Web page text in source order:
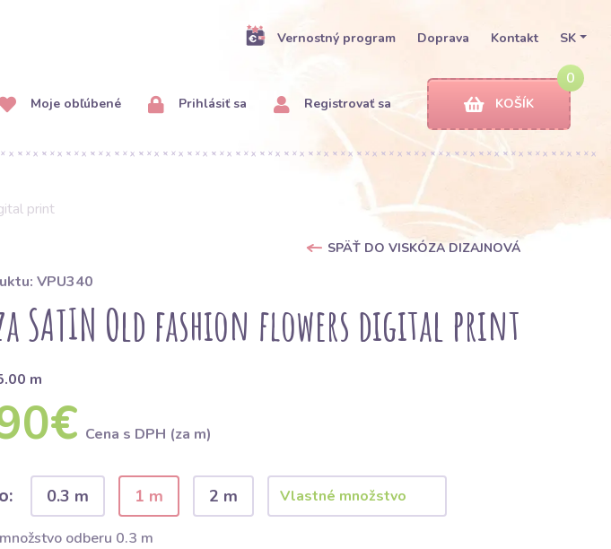
Vernostný program Doprava Kontakt SK
Moje obľúbené Prihlásiť sa Registrovať sa
0
KOŠÍK
print
SPÄŤ DO VISKÓZA DIZAJNOVÁ
VPU340
SATIN Old fashion flowers digital print
m
Cena s DPH (za m)
0.3 m 1 m 2 m
odberu 0.3 m